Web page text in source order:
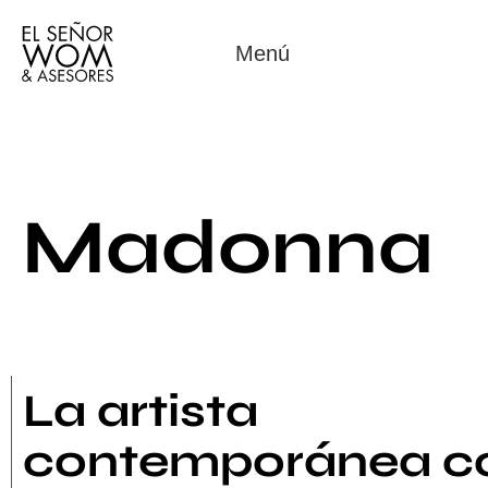
Menú
Madonna
La artista
contemporánea